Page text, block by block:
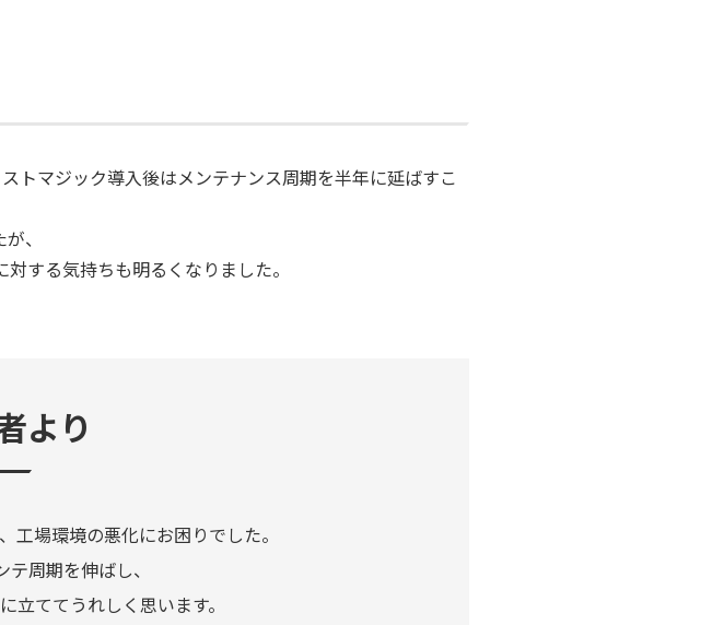
トマジック導入後はメンテナンス周期を半年に延ばすこ
、
する気持ちも明るくなりました。
より
場環境の悪化にお困りでした。
周期を伸ばし、
ててうれしく思います。